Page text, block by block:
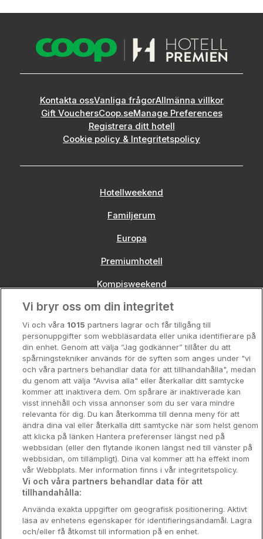
Kontakta ossVanliga frågorAllmänna villkor
Gift VouchersCoop.seManage Preferences
Registrera ditt hotell
Cookie policy & Integritetspolicy
Hotellweekend
Familjerum
Europa
Premiumhotell
Kompisweekend
Storstadsweekend
Hotellrum under 995 kr
Spahotell
Sydsverige
Om Hotellpremien
Nya hotell
Stadsweekend
Booking Enquiries:
Hotellsupport:scandinavian@digibreaks.com
Vi bryr oss om din integritet
Vi och våra 1015 partners lagrar och får tillgång till
personuppgifter som webbläsardata eller unika identifierare på
din enhet. Genom att välja ”Jag godkänner” tillåter du att
spårningstekniker används för de syften som anges under "vi
och våra partners behandlar data för att tillhandahålla", medan
du genom att välja "Avvisa alla" eller återkallar ditt samtycke
kommer att inaktivera dem. Om spårare är inaktiverade kan
visst innehåll och vissa annonser som du ser vara mindre
relevanta för dig. Du kan återkomma till denna meny för att
ändra dina val eller återkalla ditt samtycke när som helst genom
att klicka på länken Hantera preferenser längst ned på
webbsidan (eller den flytande ikonen längst ned till vänster på
webbsidan, om tillämpligt). Dina val kommer att ha effekt inom
vår Webbplats. Mer information finns i vår integritetspolicy.
Vi och våra partners behandlar data för att
tillhandahålla:
Använda exakta uppgifter om geografisk positionering. Aktivt
läsa av enhetens egenskaper för identifieringsändamål. Lagra
och/eller få åtkomst till information på en enhet.